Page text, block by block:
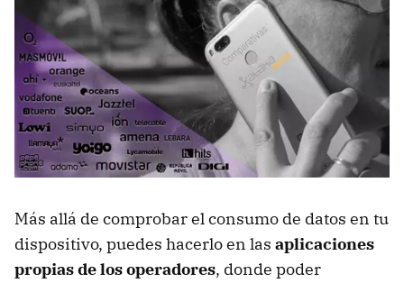
Más allá de comprobar el consumo de datos en tu
dispositivo, puedes hacerlo en las aplicaciones
propias de los operadores, donde poder